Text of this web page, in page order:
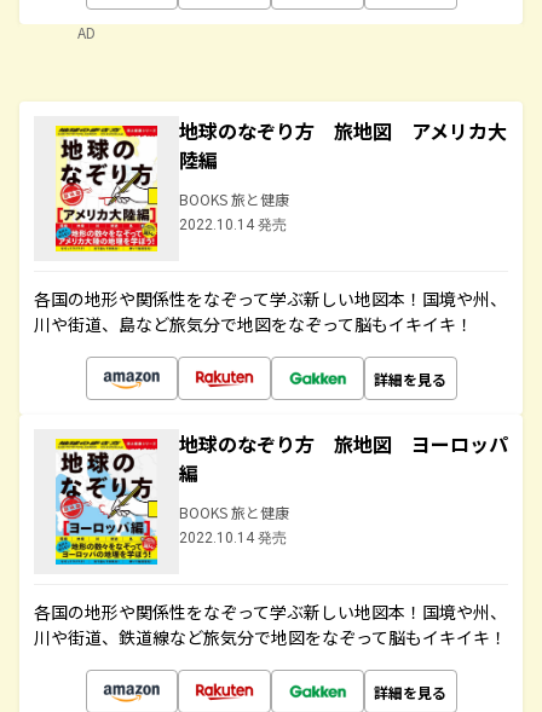
AD
地球のなぞり方 旅地図 アメリカ大
陸編
BOOKS 旅と健康
2022.10.14 発売
各国の地形や関係性をなぞって学ぶ新しい地図本！国境や州、
川や街道、島など旅気分で地図をなぞって脳もイキイキ！
詳細を見る
地球のなぞり方 旅地図 ヨーロッパ
編
BOOKS 旅と健康
2022.10.14 発売
各国の地形や関係性をなぞって学ぶ新しい地図本！国境や州、
川や街道、鉄道線など旅気分で地図をなぞって脳もイキイキ！
詳細を見る